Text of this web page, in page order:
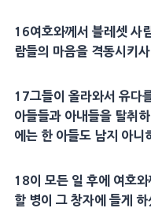
16여호와께서 블레셋 사
람들의 마음을 격동시키사
17그들이 올라와서 유다
아들들과 아내들을 탈취
에는 한 아들도 남지 아니
18이 모든 일 후에 여호와
할 병이 그 창자에 들게